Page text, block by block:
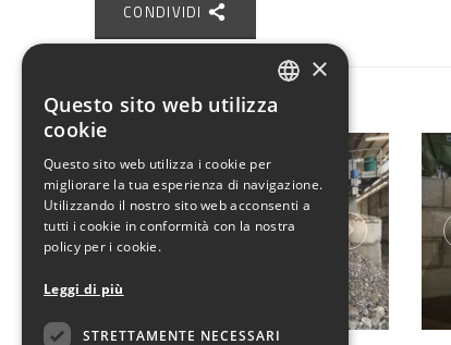
CONDIVIDI
×
Questo sito web utilizza
cookie
Questo sito web utilizza i cookie per
migliorare la tua esperienza di navigazione.
Utilizzando il nostro sito web acconsenti a
tutti i cookie in conformità con la nostra
policy per i cookie.
Leggi di più
STRETTAMENTE NECESSARI